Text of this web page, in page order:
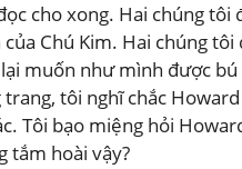
cho xong. Hai chúng
Chú Kim. Hai chúng
muốn như mình được
tôi nghĩ chắc
Tôi bạo miệng hỏi
tắm hoài vậy?